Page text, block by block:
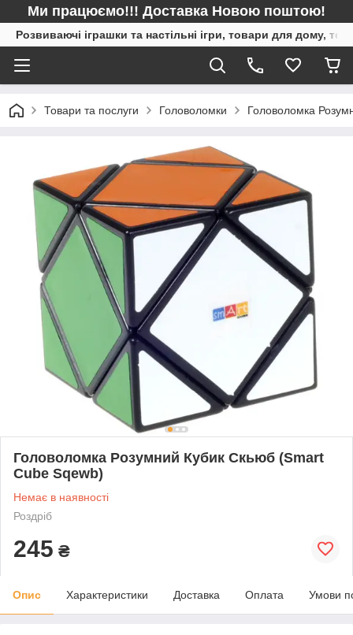
Ми працюємо!!! Доставка Новою поштою!
Розвиваючі іграшки та настільні ігри, товари для дому,
Товари та послуги Головоломки Головоломка
Головоломка Розумний Кубик Скьюб (Smart
Cube Sqewb)
Немає в наявності
Роздріб
245 ₴
Опис Характеристики Доставка Оплата Умови